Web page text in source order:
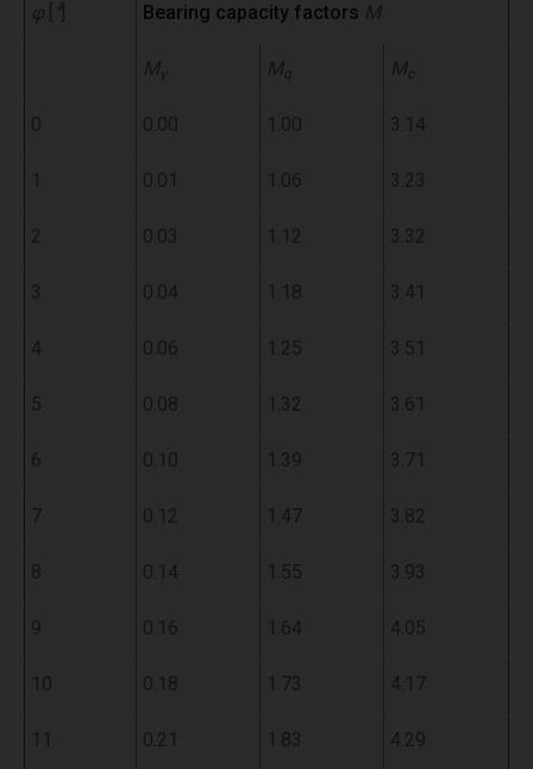
φ Bearing capacity factors M
Mγ M q M
0 0.00 1.00 3.14
1 0.01 1.06 3.23
2 0.03 1.12 3.32
3 0.04 1.18 3.41
4 0.06 1.25 3.51
5 0.08 1.32 3.61
6 0.10 1.39 3.71
7 0.12 1.47 3.82
8 0.14 1.55 3.93
9 0.16 1.64 4.05
10 0.18 1.73 4.17
11 0.21 1.83 4.29